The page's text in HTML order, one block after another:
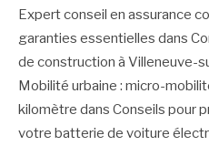
Expert conseil en assurance
garanties essentielles dans
de construction à Villeneuve-
Mobilité urbaine : micro-
kilomètre dans Conseils pour
votre batterie de voiture